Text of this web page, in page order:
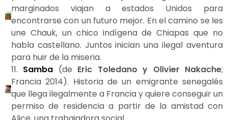
marginados viajan a estados Unidos para
encontrarse con un futuro mejor. En el camino se les
une Chauk, un chico indígena de Chiapas que no
habla castellano. Juntos inician una ilegal aventura
para huir de la miseria.
11. Samba (de Eric Toledano y Olivier Nakache;
Francia 2014). Historia de un emigrante senegalés
que llega ilegalmente a Francia y quiere conseguir un
permiso de residencia a partir de la amistad con